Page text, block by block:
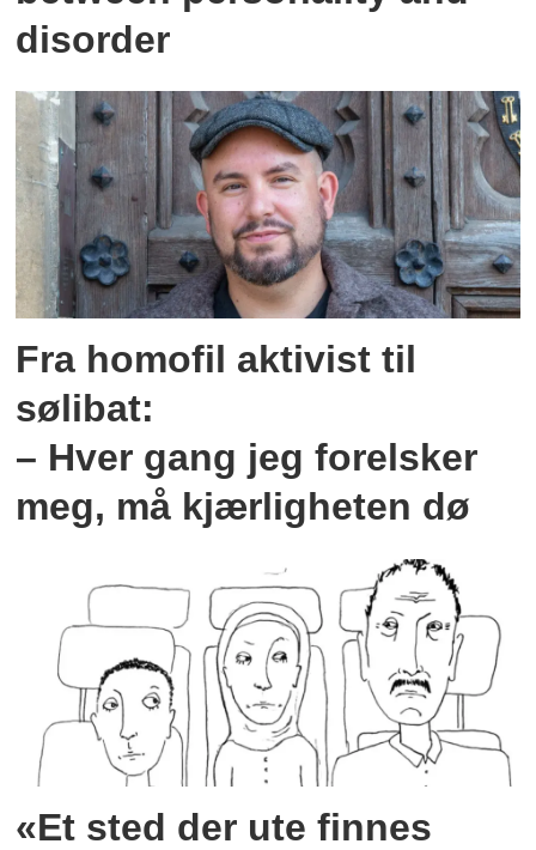
disorder
Fra homofil aktivist til
sølibat:
– Hver gang jeg forelsker
meg, må kjærligheten dø
«Et sted der ute finnes